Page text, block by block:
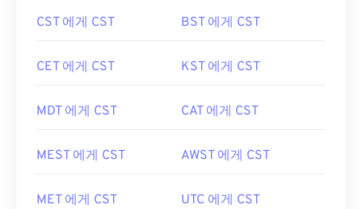
CST 에게 CST BST 에게 CST
CET 에게 CST KST 에게 CST
MDT 에게 CST CAT 에게 CST
MEST 에게 CST AWST 에게 CST
MET 에게 CST UTC 에게 CST